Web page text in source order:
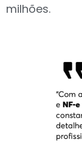
milhões.